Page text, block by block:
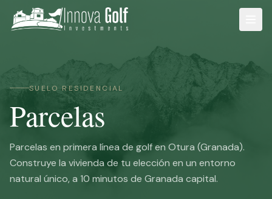
SUELO RESIDENCIAL
Parcelas
Parcelas en primera línea de golf en Otura (Granada).
Construye la vivienda de tu elección en un entorno
natural único, a 10 minutos de Granada capital.